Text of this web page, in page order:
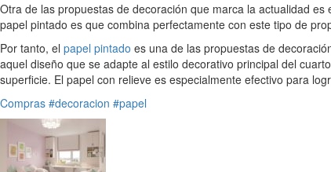
Otra de las propuestas de decoración que marca la actualidad es
papel pintado es que combina perfectamente con este tipo de
Por tanto, el papel pintado es una de las propuestas de
aquel diseño que se adapte al estilo decorativo principal del
superficie. El papel con relieve es especialmente efectivo para
Compras #decoracion #papel